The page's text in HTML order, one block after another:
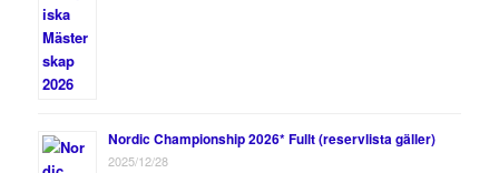
Nordic Championship 2026* Fullt (reservlista gäller)
2025/12/28